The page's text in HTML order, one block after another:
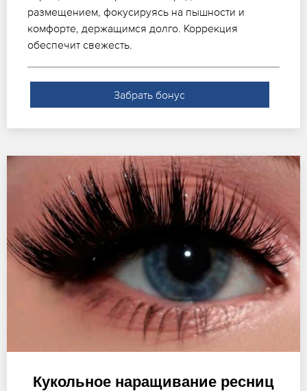
размещением, фокусируясь на пышности и
комфорте, держащимся долго. Коррекция
обеспечит свежесть.
Забрать бонус
Кукольное наращивание ресниц